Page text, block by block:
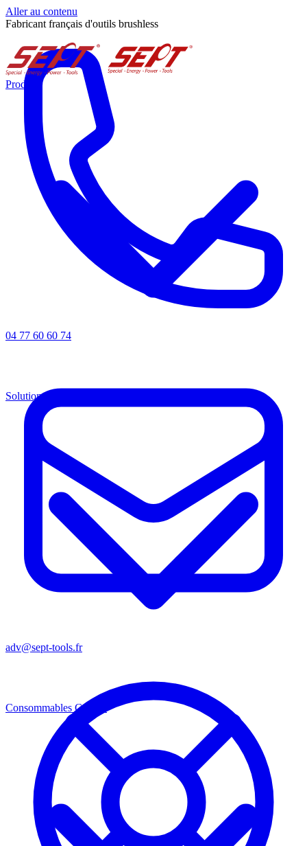
Aller au contenu
Fabricant français d'outils brushless
04 77 60 60 74
adv@sept-tools.fr
Produits
Solutions
Consommables Consos